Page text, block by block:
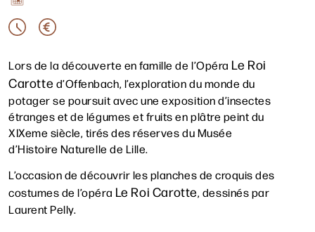
Lors de la découverte en famille de l’Opéra Le Roi
Carotte d’Offenbach, l’exploration du monde du
potager se poursuit avec une exposition d’insectes
étranges et de légumes et fruits en plâtre peint du
XIXeme siècle, tirés des réserves du Musée
d’Histoire Naturelle de Lille.
L’occasion de découvrir les planches de croquis des
costumes de l’opéra Le Roi Carotte, dessinés par
Laurent Pelly.
Rechercher